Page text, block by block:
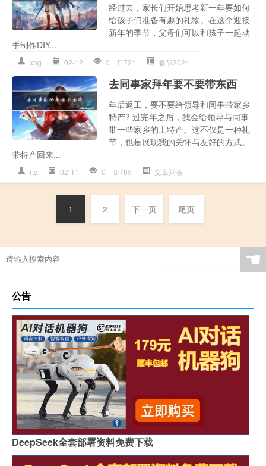
经过去，家长们开始思考新一年要如何
给孩子们准备有趣的礼物。在这个迎接
新年的季节，父母们可以和孩子一起动
手制作DIY...
xhg 02-12 0 721 春节2024
去同事家拜年要不要带东西
年后返工，要不要给领导和同事带家乡
特产? 过完年之后，我会给领导与同事
带一些家乡的土特产。这不仅是一种礼
节，也是展现我的关怀与友好的方式。
带特产回来...
rts 02-11 0 769 文章列表
1 2 下一页 尾页
☚
公告
DeepSeek全套部署资料免费下载